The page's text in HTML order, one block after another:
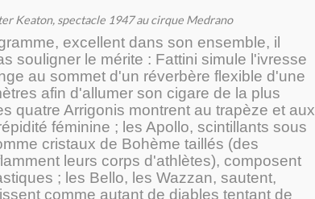
Keaton, spectacle 1947 au cirque Medrano
excellent dans son ensemble, il
souligner le mérite : Fattini simule l'ivresse
au sommet d'un réverbère flexible d'une
afin d'allumer son cigare de la plus
quatre Arrigonis montrent au trapèze et aux
féminine ; les Apollo, scintillants sous
cristaux de Bohème taillés (des
leurs corps d'athlètes), composent
; les Bello, les Wazzan, sautent,
comme autant de diables tentant de